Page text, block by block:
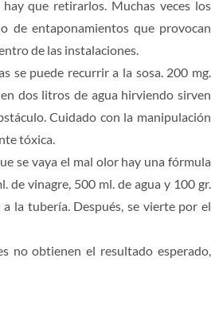
que retirarlos. Muchas veces los
de entaponamientos que provocan
de las instalaciones.
se puede recurrir a la sosa. 200 mg.
dos litros de agua hirviendo sirven
Cuidado con la manipulación
tóxica.
se vaya el mal olor hay una fórmula
de vinagre, 500 ml. de agua y 100 gr.
la tubería. Después, se vierte por el
no obtienen el resultado esperado,